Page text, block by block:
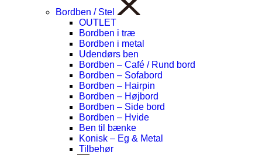
Bordben / Stel
OUTLET
Bordben i træ
Bordben i metal
Udendørs ben
Bordben – Café / Rund bord
Bordben – Sofabord
Bordben – Hairpin
Bordben – Højbord
Bordben – Side bord
Bordben – Hvide
Ben til bænke
Konisk – Eg & Metal
Tilbehør